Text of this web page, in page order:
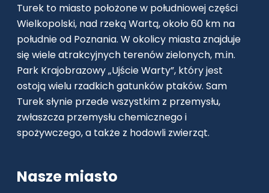
Turek to miasto położone w południowej części
Wielkopolski, nad rzeką Wartą, około 60 km na
południe od Poznania. W okolicy miasta znajduje
się wiele atrakcyjnych terenów zielonych, m.in.
Park Krajobrazowy „Ujście Warty”, który jest
ostoją wielu rzadkich gatunków ptaków. Sam
Turek słynie przede wszystkim z przemysłu,
zwłaszcza przemysłu chemicznego i
spożywczego, a także z hodowli zwierząt.
Nasze miasto